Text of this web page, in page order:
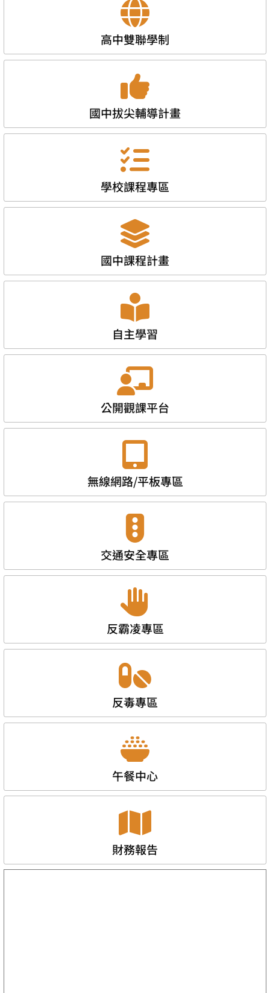
高中雙聯學制
國中拔尖輔導計畫
學校課程專區
國中課程計畫
自主學習
公開觀課平台
無線網路/平板專區
交通安全專區
反霸凌專區
反毒專區
午餐中心
財務報告